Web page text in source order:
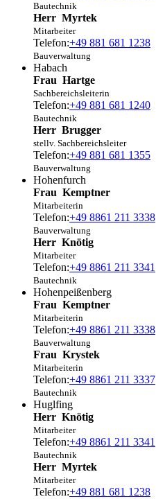
Bautechnik
Herr Myrtek
Mitarbeiter
Telefon:+49 881 681 1238
Bauverwaltung
Habach
Frau Hartge
Sachbereichsleiterin
Telefon:+49 881 681 1240
Bautechnik
Herr Brugger
stellv. Sachbereichsleiter
Telefon:+49 881 681 1355
Bauverwaltung
Hohenfurch
Frau Kemptner
Mitarbeiterin
Telefon:+49 8861 211 3338
Bauverwaltung
Herr Knötig
Mitarbeiter
Telefon:+49 8861 211 3341
Bautechnik
Hohenpeißenberg
Frau Kemptner
Mitarbeiterin
Telefon:+49 8861 211 3338
Bauverwaltung
Frau Krystek
Mitarbeiterin
Telefon:+49 8861 211 3337
Bautechnik
Huglfing
Herr Knötig
Mitarbeiter
Telefon:+49 8861 211 3341
Bautechnik
Herr Myrtek
Mitarbeiter
Telefon:+49 881 681 1238